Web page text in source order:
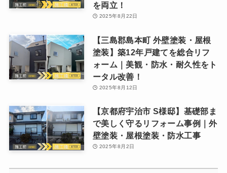
を両立！
2025年8月22日
【三島郡島本町 外壁塗装・屋根
塗装】築12年戸建てを総合リフ
ォーム｜美観・防水・耐久性をト
ータル改善！
2025年8月12日
【京都府宇治市 S様邸】基礎部ま
で美しく守るリフォーム事例｜外
壁塗装・屋根塗装・防水工事
2025年8月2日